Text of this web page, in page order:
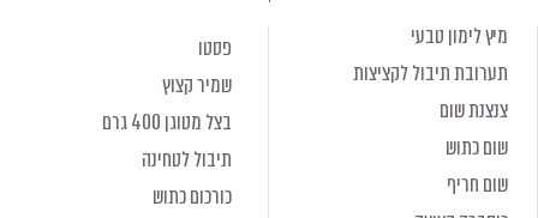
מיץ לימון טבעי
תערובת תיבול לקציצות
צנצנת שום
שום כתוש
שום חריף
פסטו
שמיר קצוץ
בצל מטוגן 400 גרם
תיבול לטחינה
כורכום כתוש